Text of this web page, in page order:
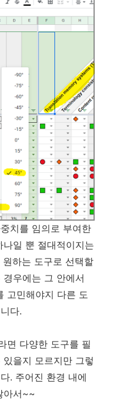
치를 임의로 부여한
일 뿐 절대적이지는
하는 도구로 선택할
우에는 그 안에서
고민해야지 다른 도
다.
면 다양한 도구를 필
을지 모르지만 그렇
. 주어진 환경 내에
아서~~